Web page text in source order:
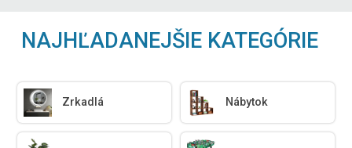
NAJHĽADANEJŠIE KATEGÓRIE
Zrkadlá Nábytok